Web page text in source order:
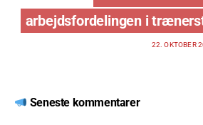
arbejdsfordelingen i
22. OKTOBER
Seneste kommentarer